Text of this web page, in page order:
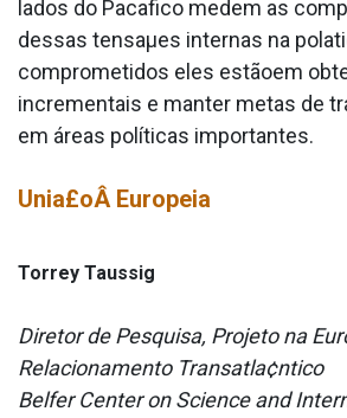
lados do Paca­fico medem as
dessas tensaµes internas na
comprometidos eles estãoem
incrementais e manter metas de
em áreas políticas importantes.
Unia£oÂ Europeia
Torrey Taussig
Diretor de Pesquisa, Projeto na
Relacionamento Transatla¢ntico
Belfer Center on Science and